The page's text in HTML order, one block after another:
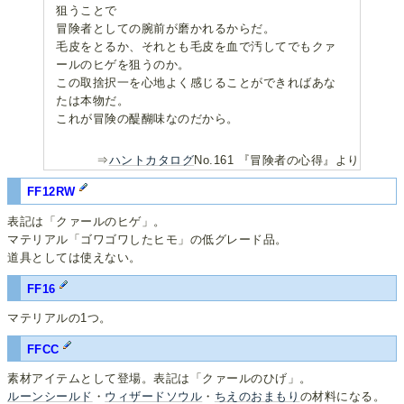
狙うことで
冒険者としての腕前が磨かれるからだ。
毛皮をとるか、それとも毛皮を血で汚してでもクァ
ールのヒゲを狙うのか。
この取捨択一を心地よく感じることができればあな
たは本物だ。
これが冒険の醍醐味なのだから。
⇒ハントカタログNo.161 『冒険者の心得』より
FF12RW
表記は「クァールのヒゲ」。
マテリアル「ゴワゴワしたヒモ」の低グレード品。
道具としては使えない。
FF16
マテリアルの1つ。
FFCC
素材アイテムとして登場。表記は「クァールのひげ」。
ルーンシールド ・ ウィザードソウル ・ ちえのおまもり の材料になる。